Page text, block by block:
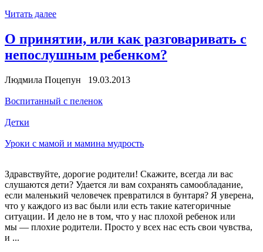
Читать далее
О принятии, или как разговаривать с
непослушным ребенком?
Людмила Поцепун 19.03.2013
Воспитанный с пеленок
Детки
Уроки с мамой и мамина мудрость
Здравствуйте, дорогие родители! Скажите, всегда ли вас
слушаются дети? Удается ли вам сохранять самообладание,
если маленький человечек превратился в бунтаря? Я уверена,
что у каждого из вас были или есть такие категоричные
ситуации. И дело не в том, что у нас плохой ребенок или
мы — плохие родители. Просто у всех нас есть свои чувства,
и ...